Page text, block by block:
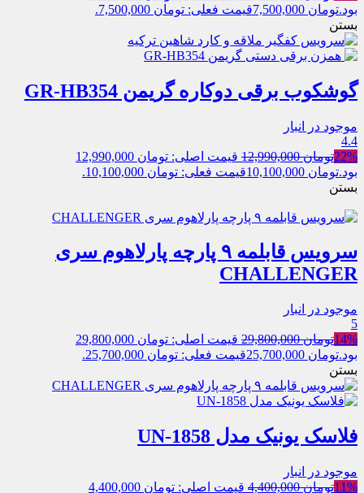
بود.تومان
قیمت فعلی: تومان 7,500,000.
بستن
گوشکوب برقی دوکاره گریمن GR-HB354
موجود در انبار
4.4
22%تومان12,990,000
قیمت اصلی: تومان 12,990,000
بود.تومان
قیمت فعلی: تومان 10,100,000.
بستن
سرویس قابلمه ۹ پارچه پارلاهوم سری
CHALLENGER
موجود در انبار
5
14%تومان29,800,000
قیمت اصلی: تومان 29,800,000
بود.تومان
قیمت فعلی: تومان 25,700,000.
بستن
فلاسک یونیک مدل UN-1858
موجود در انبار
11%تومان4,400,000
قیمت اصلی: تومان 4,400,000